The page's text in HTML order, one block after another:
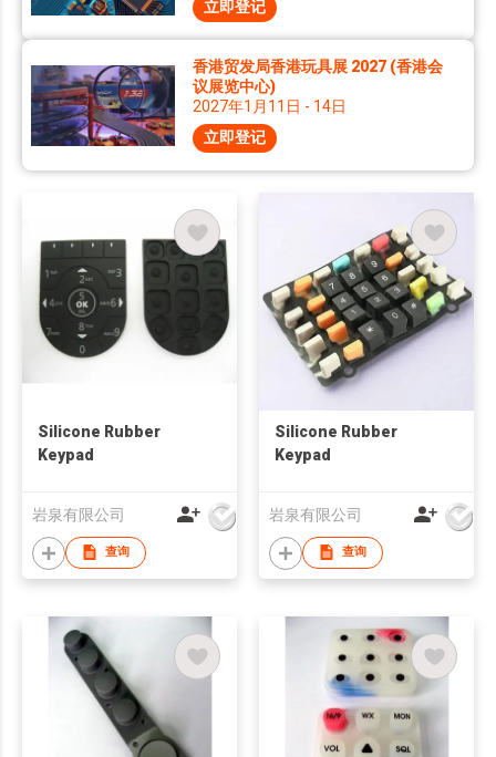
立即登记
香港贸发局香港玩具展 2027 (香港会
议展览中心)
2027年1月11日 - 14日
立即登记
Silicone Rubber
Keypad
岩泉有限公司
查询
Silicone Rubber
Keypad
岩泉有限公司
查询